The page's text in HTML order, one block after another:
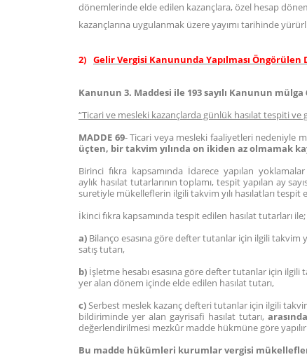
dönemlerinde elde edilen kazançlara, özel hesap
kazançlarına uygulanmak üzere yayımı tarihinde
2) Gelir Vergisi Kanununda Yapılması
Kanunun 3. Maddesi ile 193 sayılı Kanunun
“Ticari ve mesleki kazançlarda günlük hasılat tespiti ve
MADDE 69- Ticari veya mesleki faaliyetleri nedeniyle
üçten, bir takvim yılında on ikiden az olmamak
Birinci fıkra kapsamında İdarece yapılan
aylık hasılat tutarlarının toplamı, tespit yapılan ay
suretiyle mükelleflerin ilgili takvim yılı hasılatları tespit
İkinci fıkra kapsamında tespit edilen hasılat tutarları ile;
a) Bilanço esasına göre defter tutanlar için ilgili takvim
satış tutarı,
b) İşletme hesabı esasına göre defter tutanlar için ilgili
yer alan dönem içinde elde edilen hasılat tutarı,
c)Serbest meslek kazanç defteri tutanlar için ilgili
bildiriminde yer alan gayrisafi hasılat tutarı,
değerlendirilmesi mezkûr madde hükmüne göre
Bu madde hükümleri kurumlar vergisi